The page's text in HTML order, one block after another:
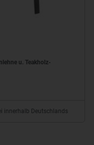
u. Teakholz-
innerhalb Deutschlands